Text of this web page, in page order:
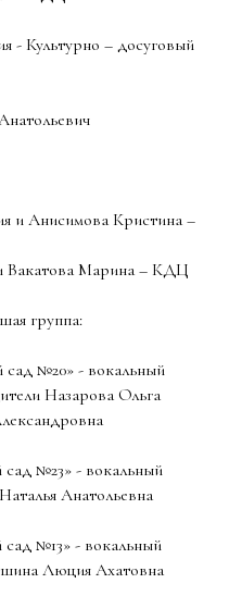
- Культурно – досуговый
и Анисимова Кристина –
Вакатова Марина – КДЦ
группа:
№20» - вокальный
Назарова Ольга
№23» - вокальный
Анатольевна
№13» - вокальный
Люция Ахатовна